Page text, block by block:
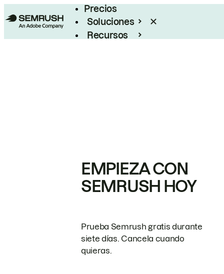
Precios
Soluciones
Recursos
EMPIEZA CON
SEMRUSH HOY
Prueba Semrush gratis durante
siete días. Cancela cuando
quieras.